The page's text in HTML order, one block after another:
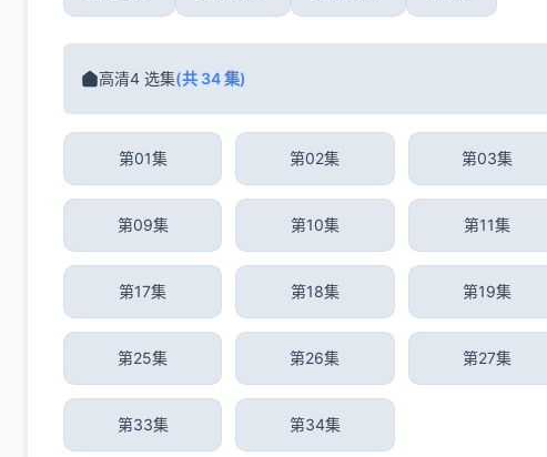
高清4 选集(共 34 集)
第01集 第02集 第03集
第09集 第10集 第11集
第17集 第18集 第19集
第25集 第26集 第27集
第33集 第34集